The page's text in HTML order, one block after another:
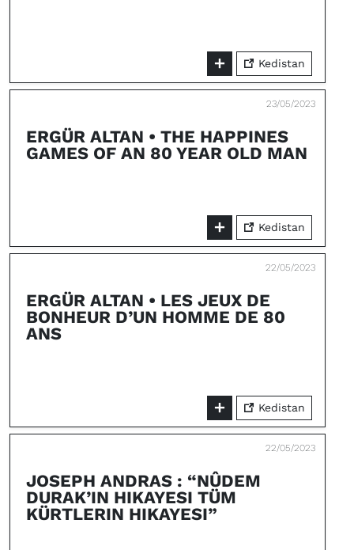
Kedistan
23/05/2023
ERGÜR ALTAN • THE HAPPINES
GAMES OF AN 80 YEAR OLD MAN
Kedistan
22/05/2023
ERGÜR ALTAN • LES JEUX DE
BONHEUR D’UN HOMME DE 80
ANS
Kedistan
22/05/2023
JOSEPH ANDRAS : “NÛDEM
DURAK’IN HIKAYESI TÜM
KÜRTLERIN HIKAYESI”